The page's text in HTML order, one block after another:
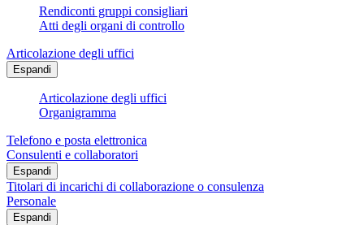
Rendiconti gruppi consigliari
Atti degli organi di controllo
Articolazione degli uffici
Espandi
Articolazione degli uffici
Organigramma
Telefono e posta elettronica
Consulenti e collaboratori
Espandi
Titolari di incarichi di collaborazione o consulenza
Personale
Espandi